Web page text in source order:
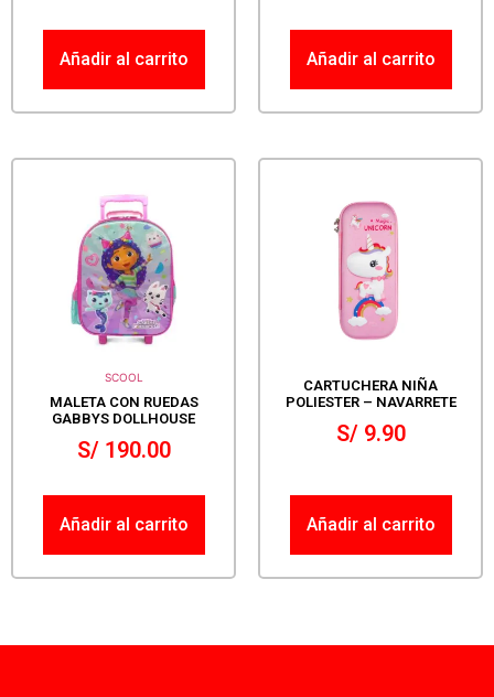
Añadir al carrito Añadir al carrito
SCOOL
MALETA CON RUEDAS
GABBYS DOLLHOUSE
S/190.00
Añadir al carrito
CARTUCHERA NIÑA
POLIESTER – NAVARRETE
S/9.90
Añadir al carrito